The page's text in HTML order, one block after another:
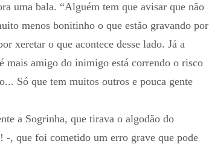
uma bala. “Alguém tem que avisar que não
menos bonitinho o que estão gravando por
xeretar o que acontece desse lado. Já a
mais amigo do inimigo está correndo o risco
Só que tem muitos outros e pouca gente
a Sogrinha, que tirava o algodão do
, que foi cometido um erro grave que pode